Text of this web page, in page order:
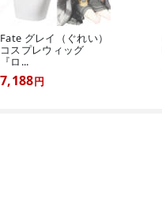
Fate グレイ（ぐれい）
コスプレウィッグ
『ロ...
7,188円